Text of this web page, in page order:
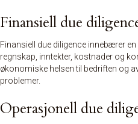
Finansiell due
Finansiell due diligence innebærer
regnskap, inntekter, kostnader og
økonomiske helsen til bedriften og
problemer.
Operasjonell due